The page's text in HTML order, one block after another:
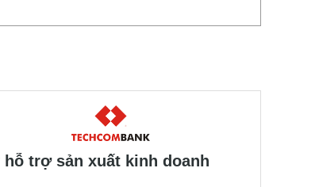
hỗ trợ sản xuất kinh doanh